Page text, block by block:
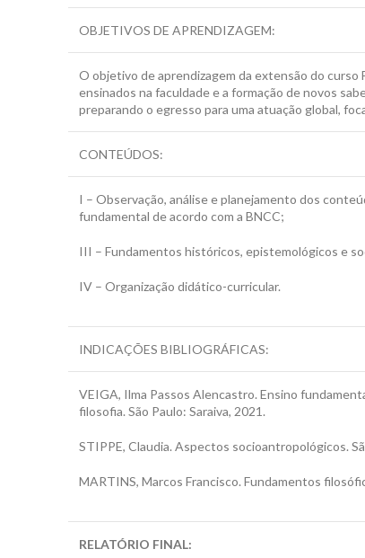
OBJETIVOS DE APRENDIZAGEM:
O objetivo de aprendizagem da extensão do curso
ensinados na faculdade e a formação de novos
preparando o egresso para uma atuação global,
CONTEÚDOS:
I – Observação, análise e planejamento dos
fundamental de acordo com a BNCC;
III – Fundamentos históricos, epistemológicos e
IV – Organização didático-curricular.
INDICAÇÕES BIBLIOGRÁFICAS:
VEIGA, Ilma Passos Alencastro. Ensino
filosofia. São Paulo: Saraiva, 2021.
STIPPE, Claudia. Aspectos socioantropológicos.
MARTINS, Marcos Francisco. Fundamentos
RELATÓRIO FINAL: